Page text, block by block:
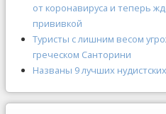
от коронавируса и теперь
прививкой
Туристы с лишним весом
греческом Санторини
Названы 9 лучших